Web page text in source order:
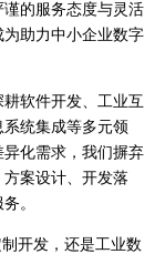
的服务态度与灵活
助力中小企业数字
软件开发、工业互
统集成等多元领
化需求，我们摒弃
案设计、开发落
。
开发，还是工业数